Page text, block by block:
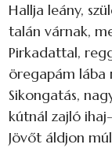
Hallja leány,
talán várnak,
Pirkadattal,
öregapám lába
Sikongatás,
kútnál zajló
Jövőt áldjon